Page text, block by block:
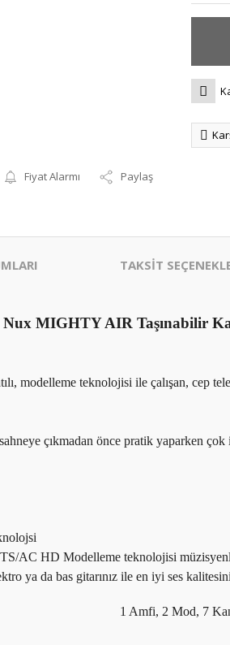
Fiyat Alarmı Paylaş
TAKSİT
Nux MIGHTY AIR Taşınabilir
modelleme teknolojisi ile çalışan, cep
çıkmadan önce pratik yaparken
AC HD Modelleme teknolojisi
ya da bas gitarınız ile en iyi ses
1 Amfi, 2 Mod, 7